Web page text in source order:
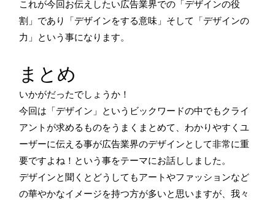
これが今回お伝えしたい広告業界での「デザインの役
割」であり「デザインをする意味」そして「デザインの
力」という事になります。
まとめ
いかがだったでしょうか！
今回は「デザイン」というビックワードの中でもクライ
アントが求めるものをうまくまとめて、わかりやすくユ
ーザーに伝える事が広告業界のデザインとして非常に重
要ですよね！という事をテーマにお話ししました。
デザインと聞くとどうしてもアートやファッションなど
の華やかなイメージを持つ方が多いと思いますが、我々